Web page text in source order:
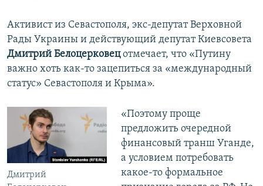
Активист из Севастополя, экс-депутат Верховной
Рады Украины и действующий депутат Киевсовета
Дмитрий Белоцерковецотмечает, что «Путину
важно хоть как-то зацепиться за «международный
статус» Севастополя и Крыма».
Дмитрий
«Поэтому проще
предложить очередной
финансовый транш Уганде,
а условием потребовать
какое-то формальное